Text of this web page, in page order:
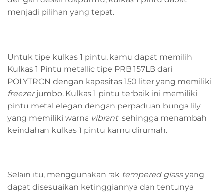
menjadi pilihan yang tepat.
Untuk tipe kulkas 1 pintu, kamu dapat memilih
Kulkas 1 Pintu metallic tipe PRB 157LB dari
POLYTRON dengan kapasitas 150 liter yang memiliki
freezerjumbo. Kulkas 1 pintu terbaik ini memiliki
pintu metal elegan dengan perpaduan bunga lily
yang memiliki warna vibrant sehingga menambah
keindahan kulkas 1 pintu kamu dirumah.
Selain itu, menggunakan rak tempered glassyang
dapat disesuaikan ketinggiannya dan tentunya